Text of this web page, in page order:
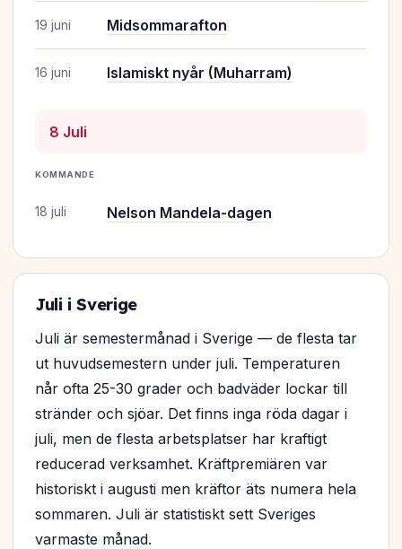
19 juni Midsommarafton
16 juni Islamiskt nyår (Muharram)
8 Juli
KOMMANDE
18 juli Nelson Mandela-dagen
Juli i Sverige
Juli är semestermånad i Sverige — de flesta tar
ut huvudsemestern under juli. Temperaturen
når ofta 25-30 grader och badväder lockar till
stränder och sjöar. Det finns inga röda dagar i
juli, men de flesta arbetsplatser har kraftigt
reducerad verksamhet. Kräftpremiären var
historiskt i augusti men kräftor äts numera hela
sommaren. Juli är statistiskt sett Sveriges
varmaste månad.